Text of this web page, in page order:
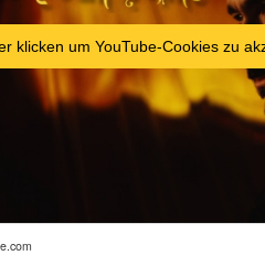
klicken um YouTube-Cookies zu